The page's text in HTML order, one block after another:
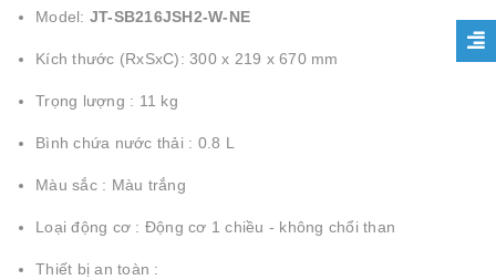
Model: JT-SB216JSH2-W-NE
Kích thước (RxSxC): 300 x 219 x 670 mm
Trọng lượng : 11 kg
Bình chứa nước thải : 0.8 L
Màu sắc : Màu trắng
Loại động cơ : Động cơ 1 chiều - không chổi than
Thiết bị an toàn :